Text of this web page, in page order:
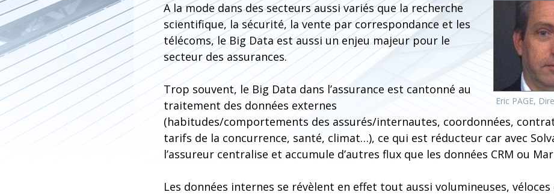
Eric PAGE,
A la mode dans des secteurs aussi variés que la recherche
scientifique, la sécurité, la vente par correspondance et les
télécoms, le Big Data est aussi un enjeu majeur pour le
secteur des assurances.
Trop souvent, le Big Data dans l’assurance est cantonné au
traitement des données externes
(habitudes/comportements des assurés/internautes, coordonnées,
tarifs de la concurrence, santé, climat…), ce qui est réducteur car avec
l’assureur centralise et accumule d’autres flux que les données CRM ou
Les données internes se révèlent en effet tout aussi volumineuses,